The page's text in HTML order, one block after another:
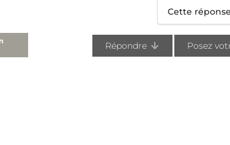
Cette
Répondre Posez